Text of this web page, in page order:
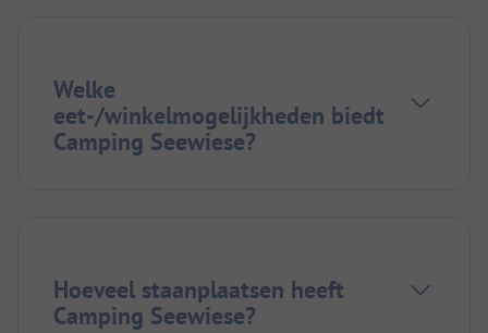
Welke
eet-/winkelmogelijkheden biedt
Camping Seewiese?
Hoeveel staanplaatsen heeft
Camping Seewiese?